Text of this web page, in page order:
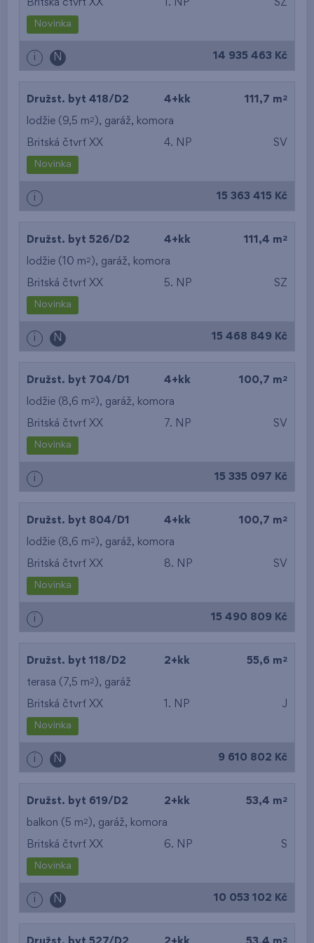
Britská čtvrť XX 1. NP SZ
Novinka
i N 14 935 463 Kč
Družst. byt 418/D2 4+kk 111,7 m 2
lodžie (9,5 m2 ), garáž, komora
Britská čtvrť XX 4. NP SV
Novinka
i 15 363 415 Kč
Družst. byt 526/D2 4+kk 111,4 m 2
lodžie (10 m2 ), garáž, komora
Britská čtvrť XX 5. NP SZ
Novinka
i N 15 468 849 Kč
Družst. byt 704/D1 4+kk 100,7 m 2
lodžie (8,6 m2 ), garáž, komora
Britská čtvrť XX 7. NP SV
Novinka
i 15 335 097 Kč
Družst. byt 804/D1 4+kk 100,7 m 2
lodžie (8,6 m2 ), garáž, komora
Britská čtvrť XX 8. NP SV
Novinka
i 15 490 809 Kč
Družst. byt 118/D2 2+kk 55,6 m 2
terasa (7,5 m2 ), garáž
Britská čtvrť XX 1. NP J
Novinka
i N 9 610 802 Kč
Družst. byt 619/D2 2+kk 53,4 m 2
balkon (5 m2 ), garáž, komora
Britská čtvrť XX 6. NP S
Novinka
i N 10 053 102 Kč
2